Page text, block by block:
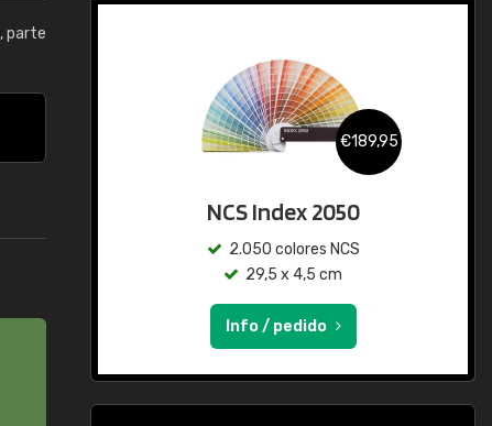
, parte
€189,95
NCS Index 2050
2.050 colores NCS
29,5 x 4,5 cm
Info / pedido